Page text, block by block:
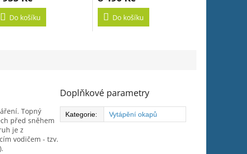
Do košíku Do košíku
Topný
před sněhem
je z
vodičem - tzv.
Doplňkové parametry
Kategorie: Vytápění okapů